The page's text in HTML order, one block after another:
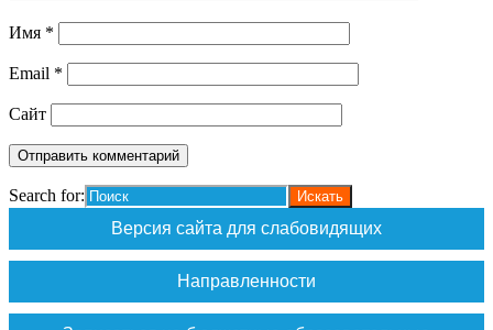
Имя *
Email *
Сайт
Search for:
Версия сайта для слабовидящих
Направленности